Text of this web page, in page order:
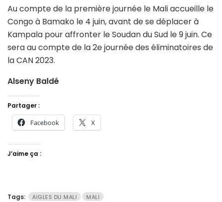
Au compte de la première journée le Mali accueille le
Congo à Bamako le 4 juin, avant de se déplacer à
Kampala pour affronter le Soudan du Sud le 9 juin. Ce
sera au compte de la 2e journée des éliminatoires de
la CAN 2023.
Alseny Baldé
Partager :
Facebook X
J’aime ça :
Tags: AIGLES DU MALI MALI